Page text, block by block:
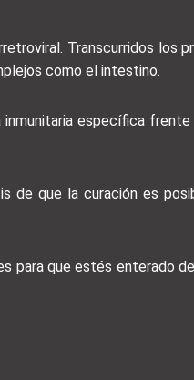
Transcurridos los
como el intestino.
específica frente
de que la curación es
para que estés enterado